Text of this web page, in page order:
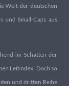
Welt der deutschen
und Small-Caps aus
im Schatten der
Leitindex. Doch so
und dritten Reihe